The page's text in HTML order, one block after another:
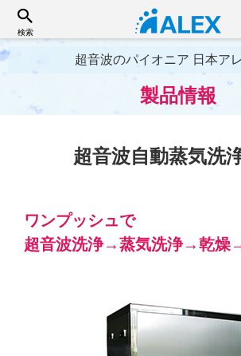
検索
超音波のパイオニア 日本ア
製品情報
超音波自動蒸気洗
ワンプッシュで
超音波洗浄→蒸気洗浄→乾燥